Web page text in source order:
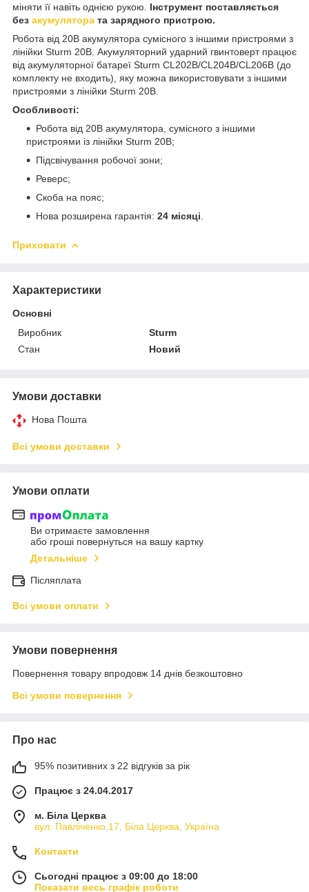
міняти її навіть однією рукою. Інструмент поставляється
без акумулятора та зарядного пристрою.
Робота від 20В акумулятора сумісного з іншими пристроями з
лінійки Sturm 20В. Акумуляторний ударний гвинтоверт працює
від акумуляторної батареї Sturm CL202B/CL204B/CL206B (до
комплекту не входить), яку можна використовувати з іншими
пристроями з лінійки Sturm 20В.
Особливості:
Робота від 20В акумулятора, сумісного з іншими
пристроями із лінійки Sturm 20В;
Підсвічування робочої зони;
Реверс;
Скоба на пояс;
Нова розширена гарантія: 24 місяці
Приховати
Характеристики
Основні
Виробник
Sturm
Стан
Новий
Умови доставки
Нова Пошта
Всі умови доставки
Умови оплати
Ви отримаєте замовлення
або гроші повернуться на вашу картку
Детальніше
Післяплата
Всі умови оплати
Умови повернення
Повернення товару впродовж 14 днів безкоштовно
Всі умови повернення
Про нас
95% позитивних з 22 відгуків за рік
Працює з 24.04.2017
м. Біла Церква
вул. Павліченко,17, Біла Церква, Україна
Контакти
Сьогодні працює з 09:00 до 18:00
Показати весь графік роботи